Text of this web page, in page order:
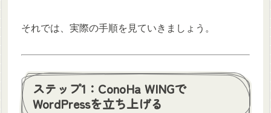
それでは、実際の手順を見ていきましょう。
ステップ1：ConoHa WINGで
WordPressを立ち上げる